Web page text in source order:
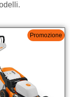
Promozione